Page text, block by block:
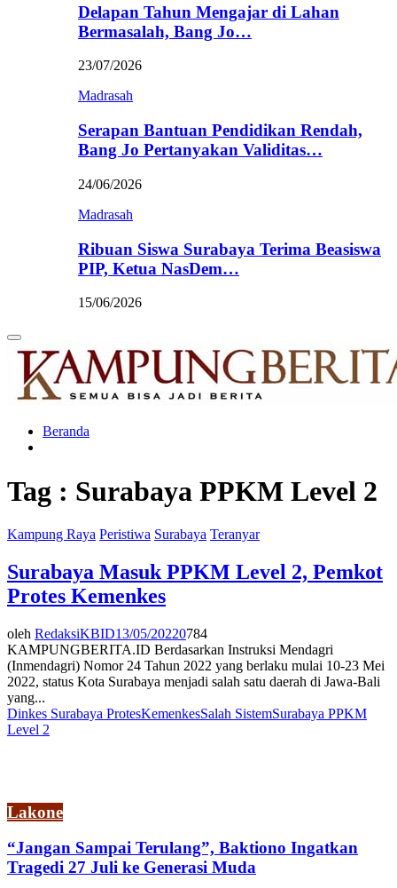
Delapan Tahun Mengajar di Lahan
Bermasalah, Bang Jo…
23/07/2026
Madrasah
Serapan Bantuan Pendidikan Rendah,
Bang Jo Pertanyakan Validitas…
24/06/2026
Madrasah
Ribuan Siswa Surabaya Terima Beasiswa
PIP, Ketua NasDem…
15/06/2026
Primary
Menu
Beranda
Tag : Surabaya PPKM Level 2
Kampung Raya Peristiwa Surabaya Teranyar
Surabaya Masuk PPKM Level 2, Pemkot
Protes Kemenkes
oleh RedaksiKBID13/05/20220784
KAMPUNGBERITA.ID Berdasarkan Instruksi Mendagri
(Inmendagri) Nomor 24 Tahun 2022 yang berlaku mulai 10-23 Mei
2022, status Kota Surabaya menjadi salah satu daerah di Jawa-Bali
yang...
Dinkes Surabaya ProtesKemenkesSalah SistemSurabaya PPKM
Level 2
Lakone
“Jangan Sampai Terulang”, Baktiono Ingatkan
Tragedi 27 Juli ke Generasi Muda